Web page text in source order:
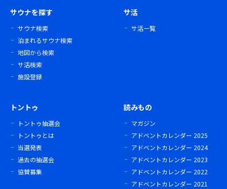
サウナを探す
サウナ検索
泊まれるサウナ検索
地図から検索
サ活検索
施設登録
サ活
サ活一覧
トントゥ
トントゥ抽選会
トントゥとは
当選発表
過去の抽選会
協賛募集
読みもの
マガジン
アドベントカレンダー 2025
アドベントカレンダー 2024
アドベントカレンダー 2023
アドベントカレンダー 2022
アドベントカレンダー 2021